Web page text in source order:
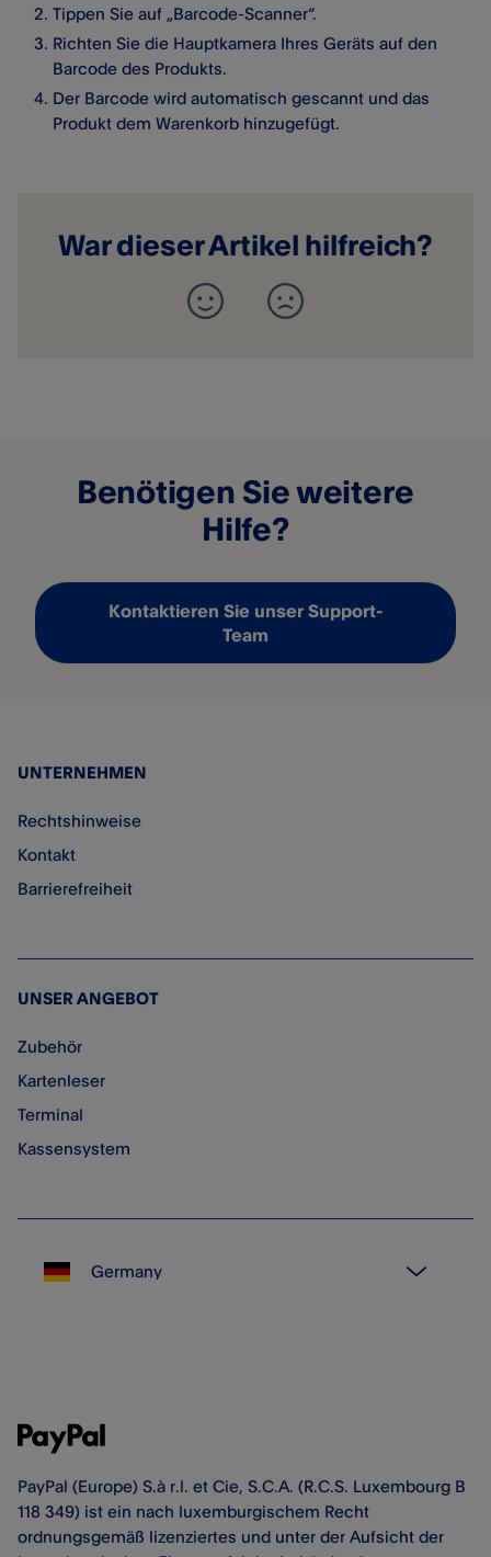
Tippen Sie auf „Barcode-Scanner“.
Richten Sie die Hauptkamera Ihres Geräts auf den
Barcode des Produkts.
Der Barcode wird automatisch gescannt und das
Produkt dem Warenkorb hinzugefügt.
War dieser Artikel hilfreich?
Benötigen Sie weitere
Hilfe?
Kontaktieren Sie unser Support-
Team
UNTERNEHMEN
Rechtshinweise
Kontakt
Barrierefreiheit
UNSER ANGEBOT
Zubehör
Kartenleser
Terminal
Kassensystem
PayPal (Europe) S.à r.l. et Cie, S.C.A. (R.C.S. Luxembourg B
118 349) ist ein nach luxemburgischem Recht
ordnungsgemäß lizenziertes und unter der Aufsicht der